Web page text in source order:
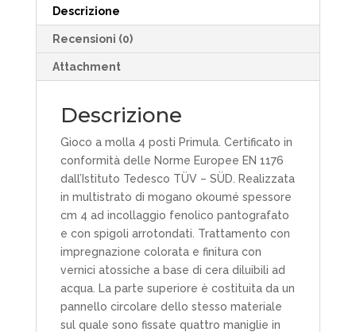
Descrizione
Recensioni (0)
Attachment
Descrizione
Gioco a molla 4 posti Primula. Certificato in
conformità delle Norme Europee EN 1176
dall’Istituto Tedesco TÜV – SÜD. Realizzata
in multistrato di mogano okoumé spessore
cm 4 ad incollaggio fenolico pantografato
e con spigoli arrotondati. Trattamento con
impregnazione colorata e finitura con
vernici atossiche a base di cera diluibili ad
acqua. La parte superiore è costituita da un
pannello circolare dello stesso materiale
sul quale sono fissate quattro maniglie in